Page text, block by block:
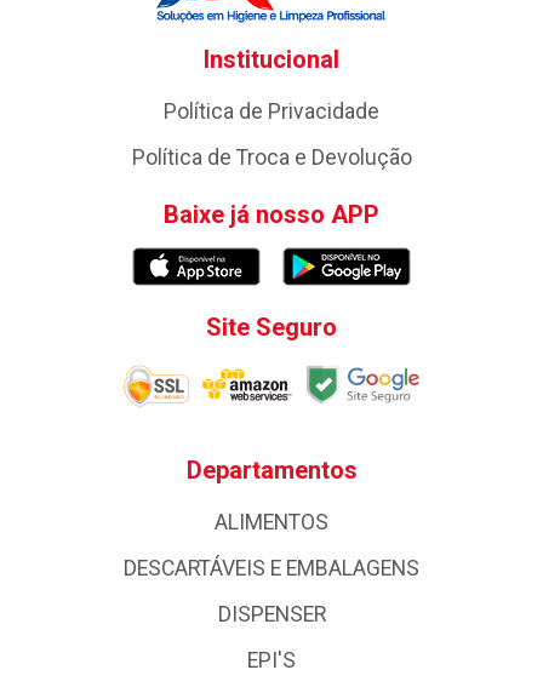
Institucional
Política de Privacidade
Política de Troca e Devolução
Baixe já nosso APP
Site Seguro
Departamentos
ALIMENTOS
DESCARTÁVEIS E EMBALAGENS
DISPENSER
EPI'S